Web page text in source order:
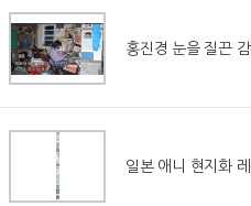
홍진경 눈을 질끈
일본 애니 현지화